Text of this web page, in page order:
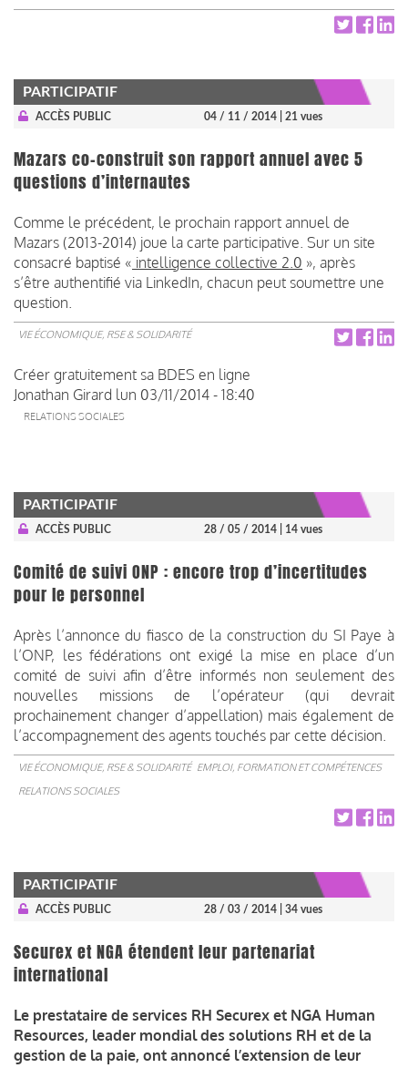
PARTICIPATIF
ACCÈS PUBLIC 04 / 11 / 2014 | 21 vues
Mazars co-construit son rapport annuel avec 5
questions d’internautes
Comme le précédent, le prochain rapport annuel de
Mazars (2013-2014) joue la carte participative. Sur un site
consacré baptisé « intelligence collective 2.0 », après
s’être authentifié via LinkedIn, chacun peut soumettre une
question.
VIE ÉCONOMIQUE, RSE & SOLIDARITÉ
Créer gratuitement sa BDES en ligne
Jonathan Girard lun 03/11/2014 - 18:40
RELATIONS SOCIALES
PARTICIPATIF
ACCÈS PUBLIC 28 / 05 / 2014 | 14 vues
Comité de suivi ONP : encore trop d’incertitudes
pour le personnel
Après l’annonce du fiasco de la construction du SI Paye à
l’ONP, les fédérations ont exigé la mise en place d’un
comité de suivi afin d’être informés non seulement des
nouvelles missions de l’opérateur (qui devrait
prochainement changer d’appellation) mais également de
l’accompagnement des agents touchés par cette décision.
VIE ÉCONOMIQUE, RSE & SOLIDARITÉ EMPLOI, FORMATION ET COMPÉTENCES
RELATIONS SOCIALES
PARTICIPATIF
ACCÈS PUBLIC 28 / 03 / 2014 | 34 vues
Securex et NGA étendent leur partenariat
international
Le prestataire de services RH Securex et NGA Human
Resources, leader mondial des solutions RH et de la
gestion de la paie, ont annoncé l’extension de leur